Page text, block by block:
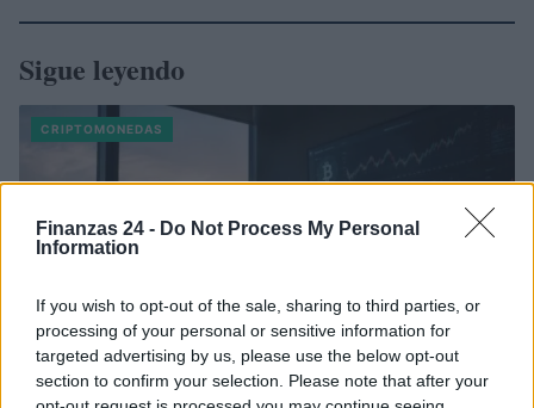
Finanzas 24 - Do Not Process My Personal
Information
If you wish to opt-out of the sale, sharing to third parties, or
processing of your personal or sensitive information for
targeted advertising by us, please use the below opt-out
section to confirm your selection. Please note that after your
Sigue leyendo
CRIPTOMONEDAS